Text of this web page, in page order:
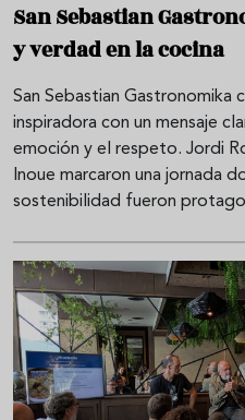
San Sebastian
y verdad en la cocina
San Sebastian Gastronomika
inspiradora con un mensaje
emoción y el respeto. Jordi
Inoue marcaron una jornada
sostenibilidad fueron